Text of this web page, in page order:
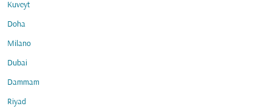
Kuveyt
Doha
Milano
Dubai
Dammam
Riyad